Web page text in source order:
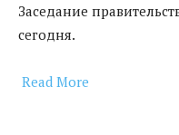
Заседание
сегодня.
Read More